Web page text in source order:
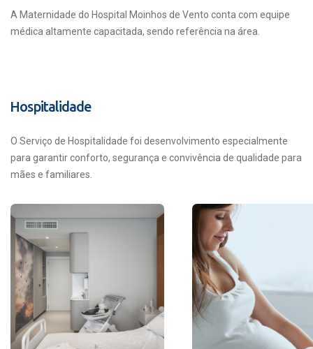
A Maternidade do Hospital Moinhos de Vento conta com equipe
médica altamente capacitada, sendo referência na área.
Hospitalidade
O Serviço de Hospitalidade foi desenvolvimento especialmente
para garantir conforto, segurança e convivência de qualidade para
mães e familiares.